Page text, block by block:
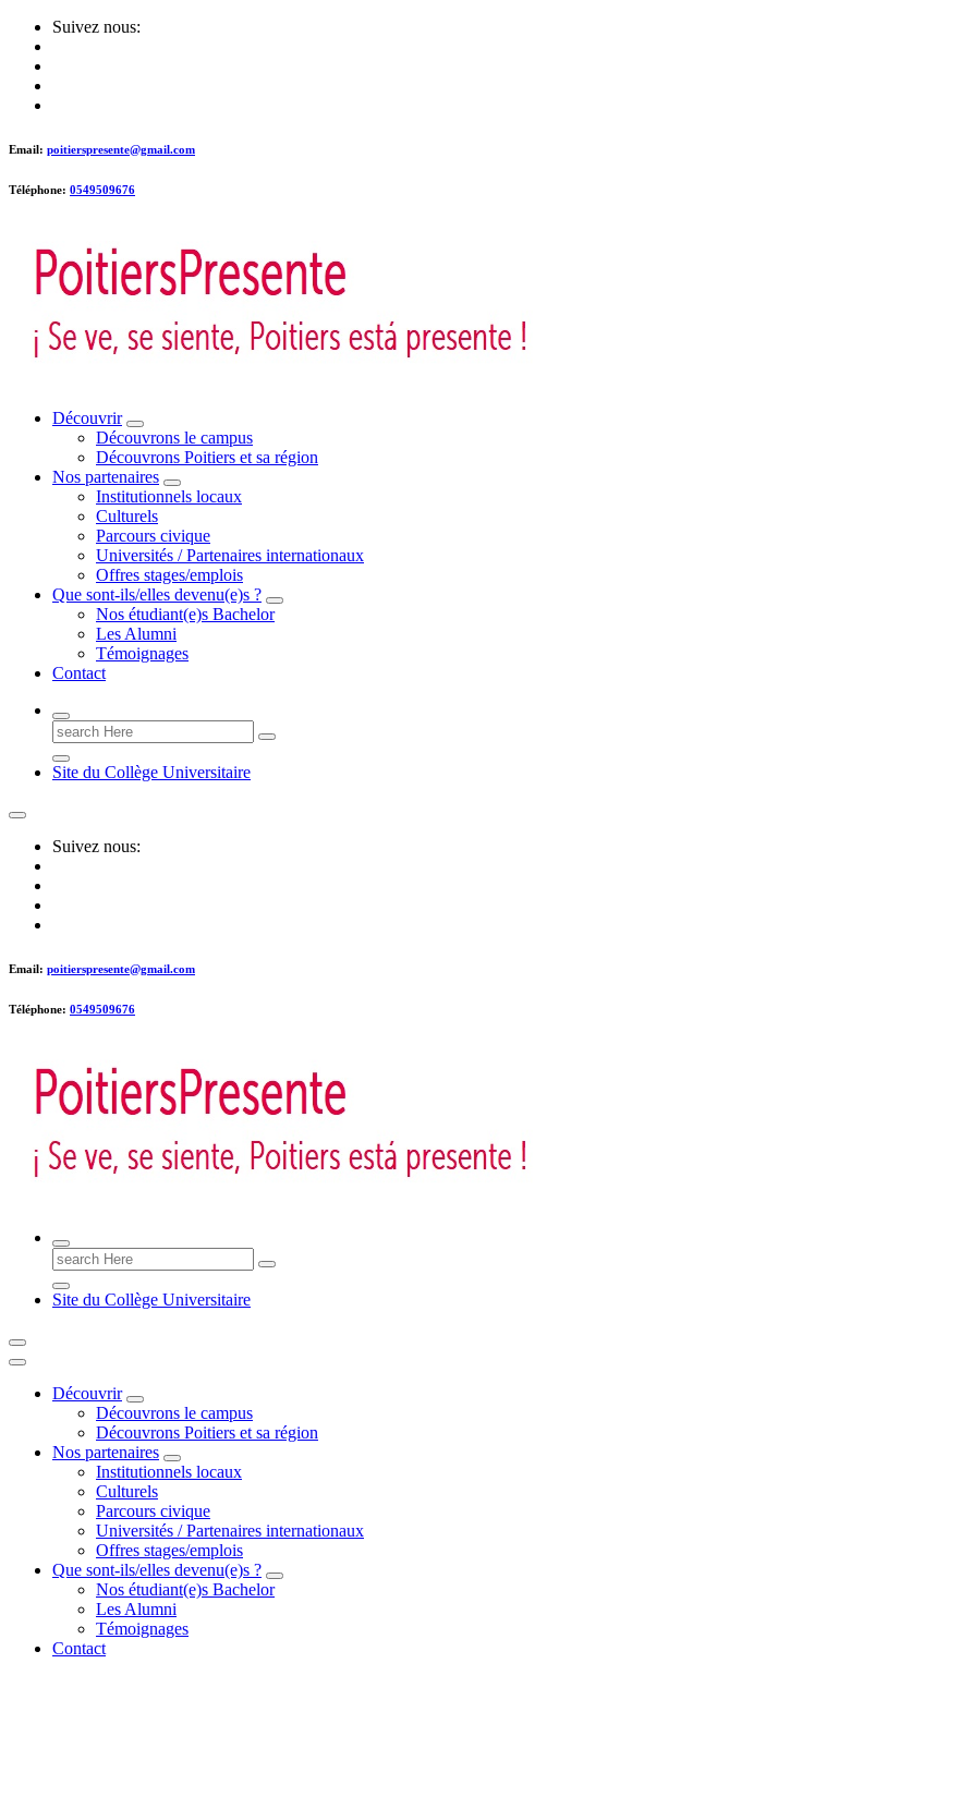
Skip
content
Suivez nous:
Email: poitierspresente@gmail.com
Téléphone: 0549509676
Poitiers presente !
Découvrir
Découvrons le campus
Découvrons Poitiers et sa région
Nos partenaires
Institutionnels locaux
Culturels
Parcours civique
Universités / Partenaires internationaux
Offres stages/emplois
Que sont-ils/elles devenu(e)s ?
Nos étudiant(e)s Bachelor
Les Alumni
Témoignages
Contact
Search
for:
Site du Collège Universitaire
Suivez nous:
Email: poitierspresente@gmail.com
Téléphone: 0549509676
Poitiers presente !
Search
for:
Site du Collège Universitaire
Découvrir
Découvrons le campus
Découvrons Poitiers et sa région
Nos partenaires
Institutionnels locaux
Culturels
Parcours civique
Universités / Partenaires internationaux
Offres stages/emplois
Que sont-ils/elles devenu(e)s ?
Nos étudiant(e)s Bachelor
Les Alumni
Témoignages
Contact